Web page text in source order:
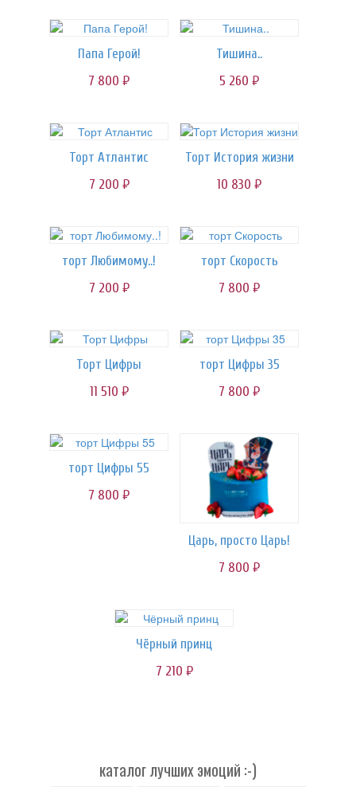
Папа Герой!
7 800 руб.
Тишина..
5 260 руб.
Торт Атлантис
7 200 руб.
Торт История жизни
10 830 руб.
торт Любимому..!
7 200 руб.
торт Скорость
7 800 руб.
Торт Цифры
11 510 руб.
торт Цифры 35
7 800 руб.
торт Цифры 55
7 800 руб.
Царь, просто Царь!
7 800 руб.
Чёрный принц
7 210 руб.
каталог лучших эмоций :-)